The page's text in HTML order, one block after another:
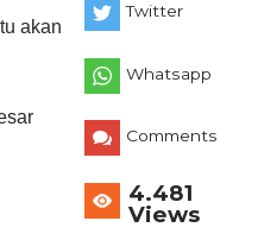
akan
Twitter
Whatsapp
Comments
4.481
Views